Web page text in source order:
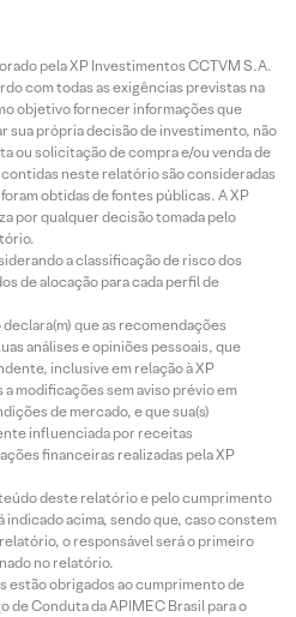
pela XP Investimentos CCTVM S.A.
com todas as exigências previstas na
objetivo fornecer informações que
sua própria decisão de investimento, não
ou solicitação de compra e/ou venda de
neste relatório são consideradas
obtidas de fontes públicas. A XP
por qualquer decisão tomada pelo
a classificação de risco dos
de alocação para cada perfil de
que as recomendações
análises e opiniões pessoais, que
inclusive em relação à XP
modificações sem aviso prévio em
de mercado, e que sua(s)
influenciada por receitas
financeiras realizadas pela XP
deste relatório e pelo cumprimento
indicado acima, sendo que, caso constem
o responsável será o primeiro
no relatório.
estão obrigados ao cumprimento de
de Conduta da APIMEC Brasil para o